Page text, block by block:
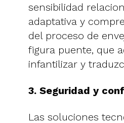
sensibilidad
adaptativa y
del proceso de
figura puente, que
infantilizar y
3. Seguridad y
Las soluciones